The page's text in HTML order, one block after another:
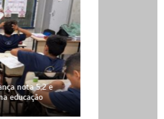
de Corumbá divulga lista
quem segue para a próxima etapa